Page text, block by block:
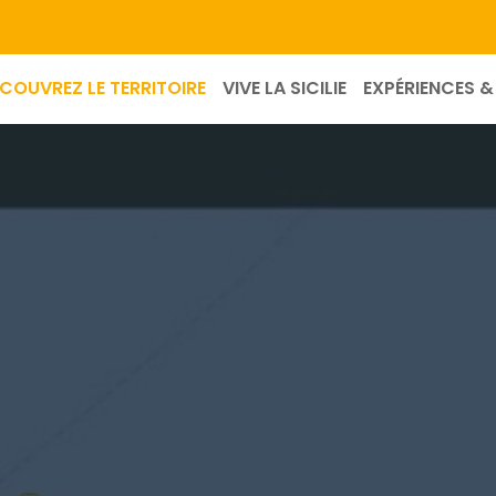
LE TERRITOIRE VIVE LA SICILIE EXPÉRIENCES